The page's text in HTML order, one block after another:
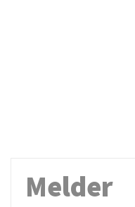
Melder